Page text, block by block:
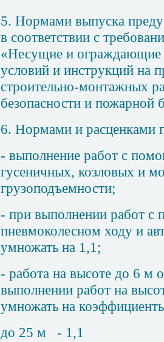
5. Нормами выпуска
в соответствии с
«Несущие и ограждающие
условий и инструкций на
строительно-монтажных
безопасности и пожарной
6. Нормами и расценками
- выполнение работ с
гусеничных, козловых и
грузоподъемности;
- при выполнении работ с
пневмоколесном ходу и
умножать на 1,1;
- работа на высоте до 6 м
выполнении работ на
умножать на
до 25 м
- 1,1